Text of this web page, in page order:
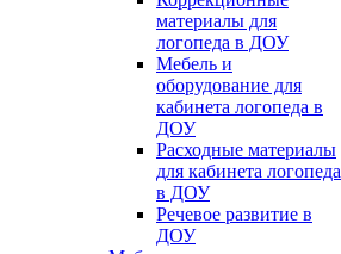
материалы для
логопеда в ДОУ
Мебель и
оборудование для
кабинета логопеда в
ДОУ
Расходные материалы
для кабинета логопеда
в ДОУ
Речевое развитие в
ДОУ